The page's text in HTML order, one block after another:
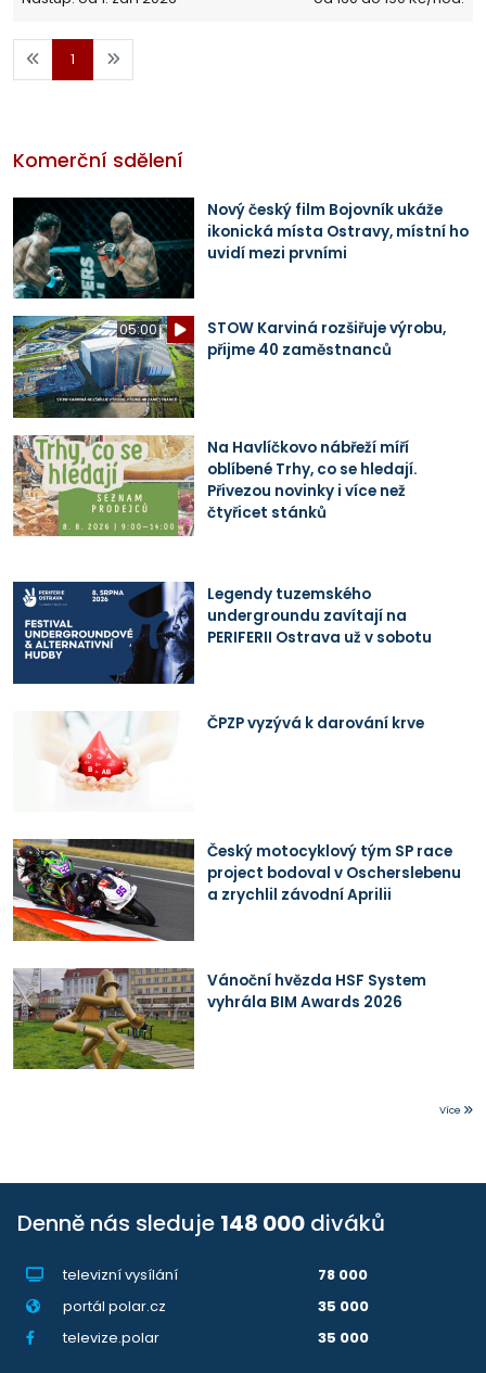
1
Komerční sdělení
Nový český film Bojovník ukáže
ikonická místa Ostravy, místní ho
uvidí mezi prvními
05:00
STOW Karviná rozšiřuje výrobu,
přijme 40 zaměstnanců
Na Havlíčkovo nábřeží míří
oblíbené Trhy, co se hledají.
Přivezou novinky i více než
čtyřicet stánků
Legendy tuzemského
undergroundu zavítají na
PERIFERII Ostrava už v sobotu
ČPZP vyzývá k darování krve
Český motocyklový tým SP race
project bodoval v Oscherslebenu
a zrychlil závodní Aprilii
Vánoční hvězda HSF System
vyhrála BIM Awards 2026
Více
Denně nás sleduje 148 000 diváků
televizní vysílání
78 000
portál polar.cz
35 000
televize.polar
35 000